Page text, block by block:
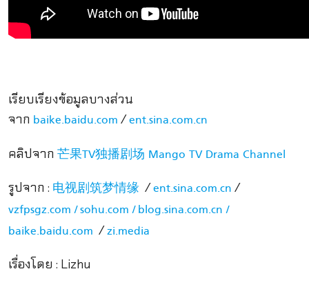
เรียบเรียงข้อมูลบางส่วน
จาก baike.baidu.com /ent.sina.com.cn
คลิปจาก 芒果TV独播剧场 Mango TV Drama Channel
รูปจาก : 电视剧筑梦情缘 /ent.sina.com.cn /
vzfpsgz.com /sohu.com /blog.sina.com.cn /
baike.baidu.com /zi.media
เรื่องโดย : Lizhu